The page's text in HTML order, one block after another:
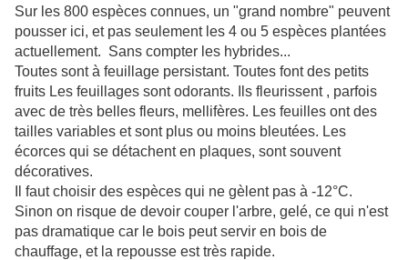
Sur les 800 espèces connues, un "grand nombre" peuvent
pousser ici, et pas seulement les 4 ou 5 espèces plantées
actuellement. Sans compter les hybrides...
Toutes sont à feuillage persistant. Toutes font des petits
fruits Les feuillages sont odorants. Ils fleurissent , parfois
avec de très belles fleurs, mellifères. Les feuilles ont des
tailles variables et sont plus ou moins bleutées. Les
écorces qui se détachent en plaques, sont souvent
décoratives.
Il faut choisir des espèces qui ne gèlent pas à -12°C.
Sinon on risque de devoir couper l'arbre, gelé, ce qui n'est
pas dramatique car le bois peut servir en bois de
chauffage, et la repousse est très rapide.